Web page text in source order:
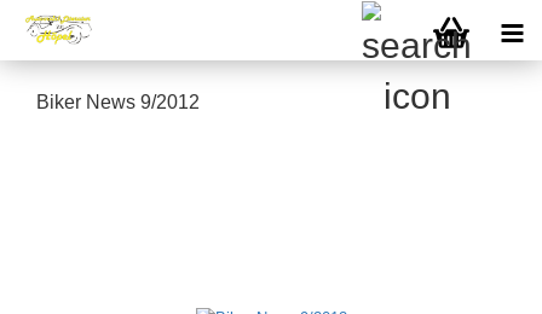
Biker News 9/2012